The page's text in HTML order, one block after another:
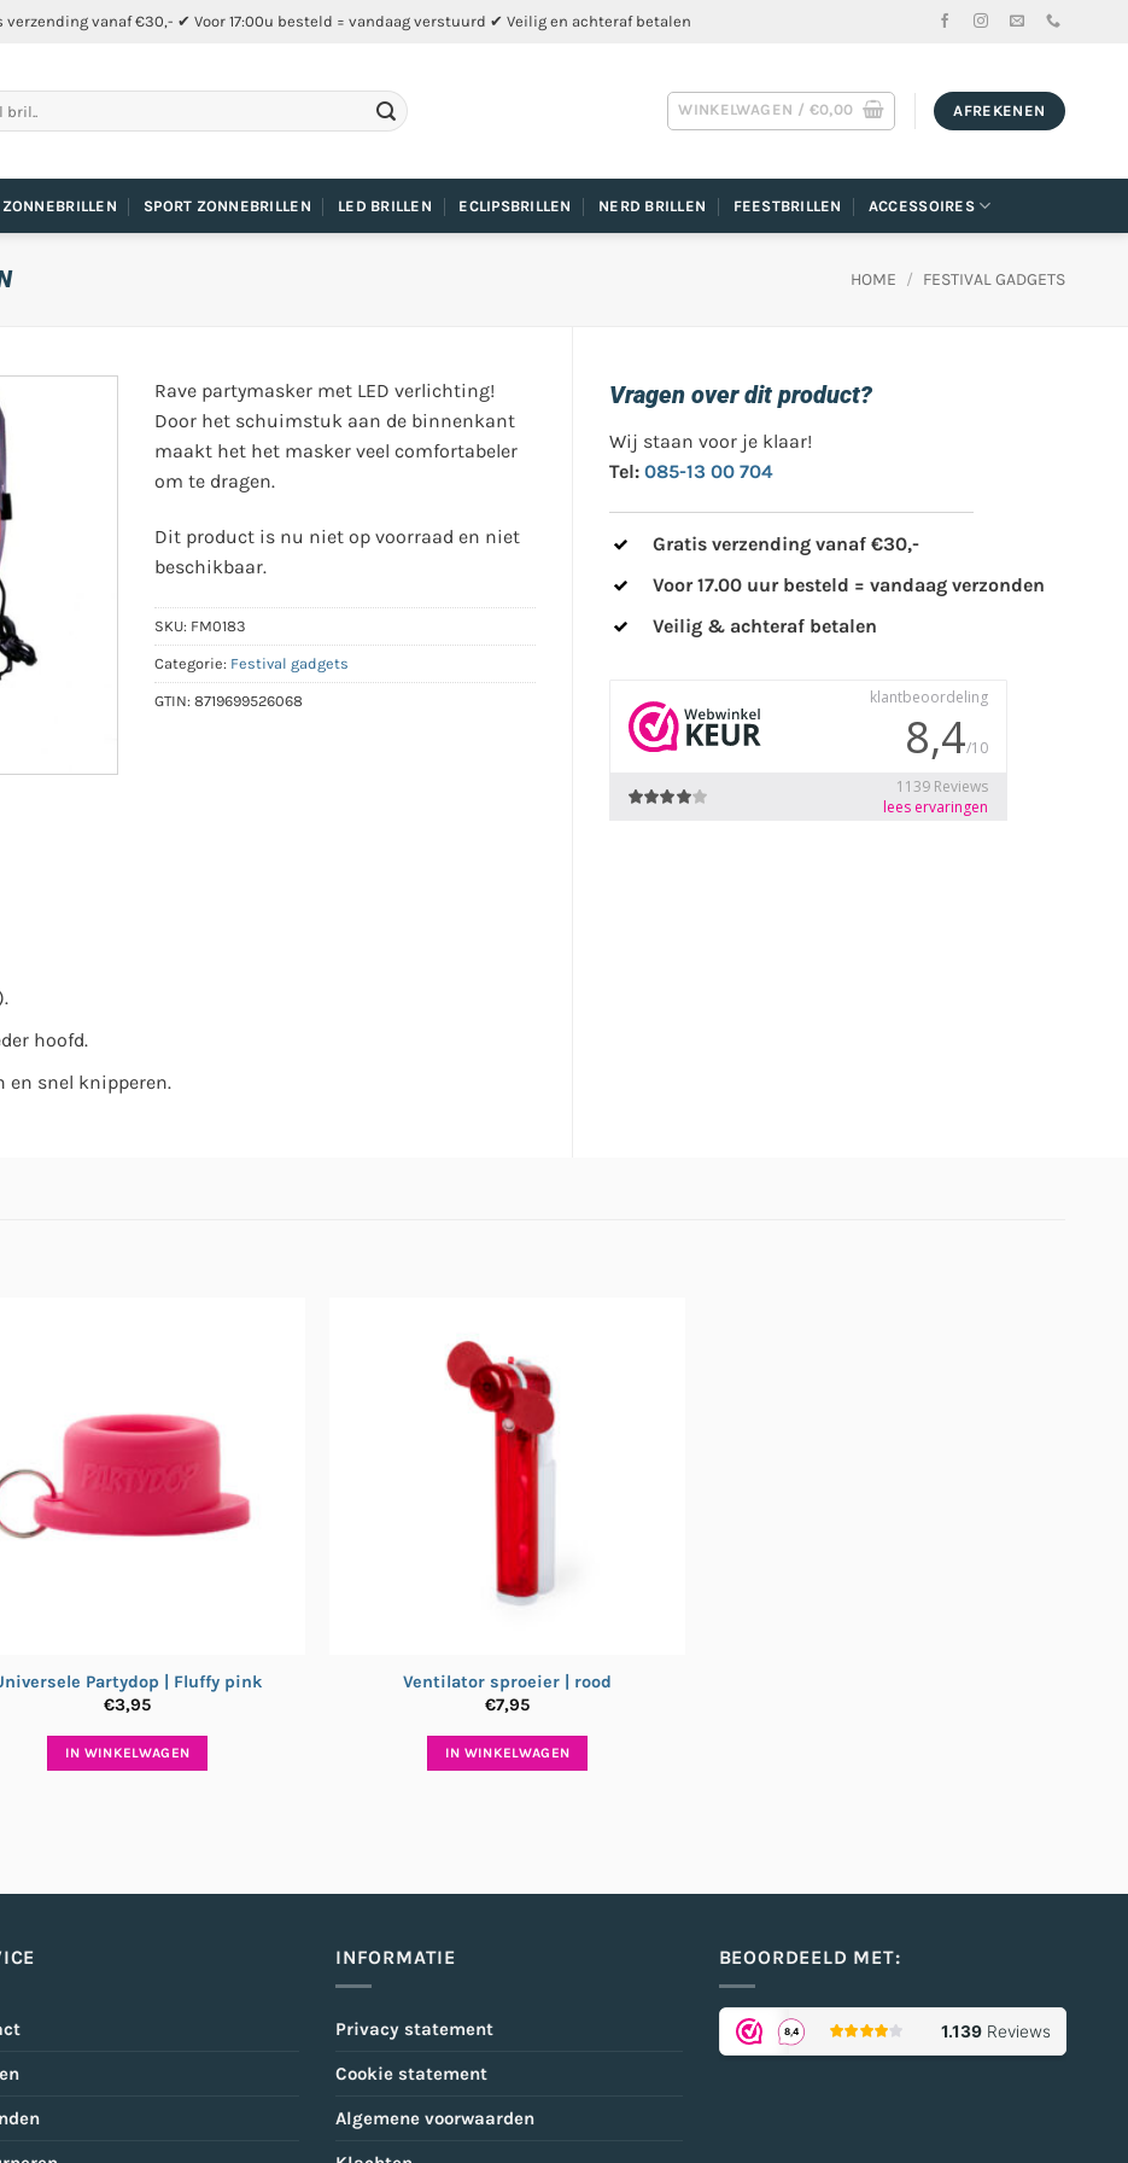
verzending vanaf €30,- ✔ Voor 17:00u besteld = vandaag verstuurd ✔ Veilig en achteraf betalen
WINKELWAGEN / €0,00 AFREKENEN
SPORT ZONNEBRILLEN LED BRILLEN ECLIPSBRILLEN NERD BRILLEN FEESTBRILLEN ACCESSOIRES
HOME / FESTIVAL GADGETS
Rave partymasker met LED verlichting!
Door het schuimstuk aan de binnenkant
maakt het het masker veel comfortabeler
om te dragen.
Dit product is nu niet op voorraad en niet
beschikbaar.
SKU: FM0183
Categorie: Festival gadgets
GTIN: 8719699526068
hoofd.
snel knipperen.
Vragen over dit product?
Wij staan voor je klaar!
Tel: 085-13 00 704
Gratis verzending vanaf €30,-
Voor 17.00 uur besteld = vandaag verzonden
Veilig & achteraf betalen
Partydop | Fluffy pink
€3,95
IN WINKELWAGEN
Ventilator sproeier | rood
€7,95
IN WINKELWAGEN
INFORMATIE
Privacy statement
Cookie statement
Algemene voorwaarden
BEOORDEELD MET: